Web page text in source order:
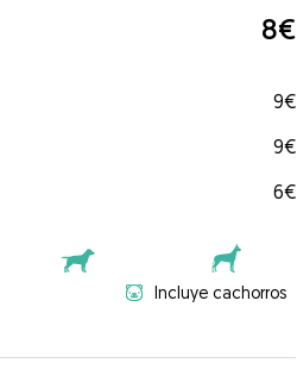
8€
9€
9€
6€
Incluye cachorros